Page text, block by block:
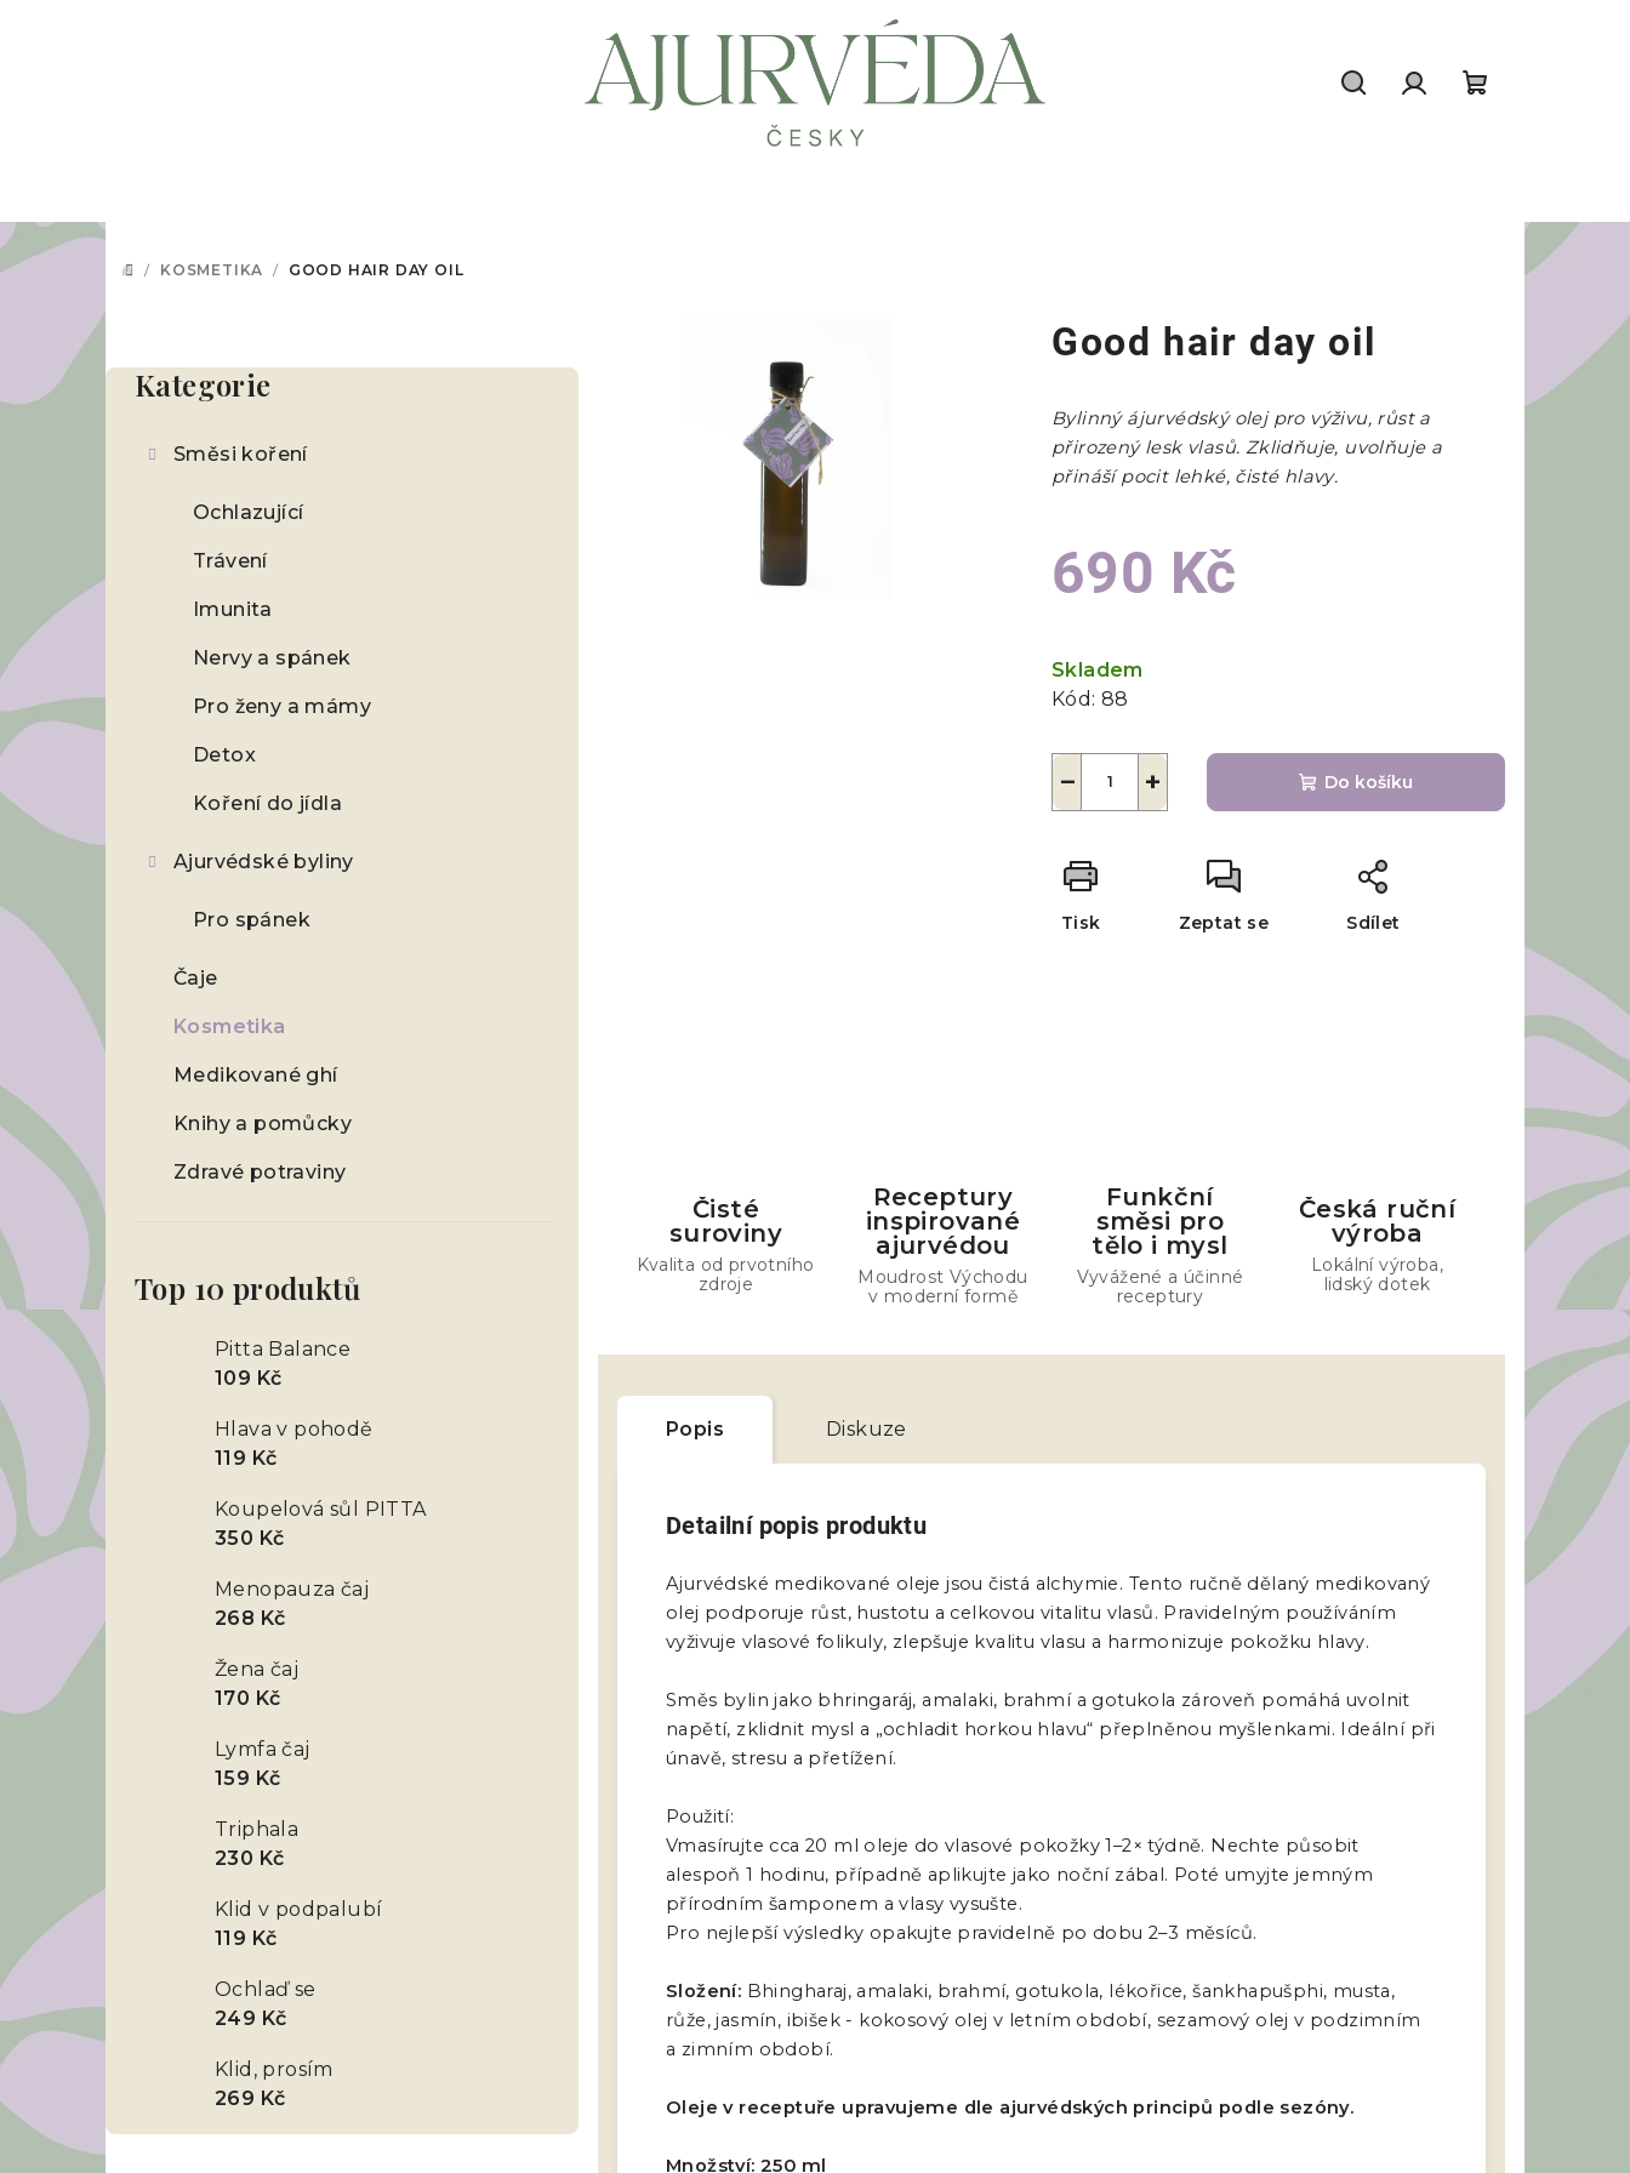
DOMŮ
/ KOSMETIKA / GOOD HAIR DAY OIL
o
a
í
n
Přeskočit
kategorie
Kategorie
Směsi koření
Ochlazující
Trávení
Imunita
Nervy a spánek
Pro ženy a mámy
Detox
Koření do jídla
Ajurvédské byliny
Pro spánek
Čaje
Kosmetika
Medikované ghí
Knihy a pomůcky
Zdravé potraviny
Top 10 produktů
Pitta Balance
109 Kč
Hlava v pohodě
119 Kč
Koupelová sůl PITTA
350 Kč
Menopauza čaj
268 Kč
Žena čaj
170 Kč
Lymfa čaj
159 Kč
Triphala
230 Kč
Klid v podpalubí
119 Kč
Ochlaď se
249 Kč
Klid, prosím
269 Kč
Good hair day oil
Bylinný ájurvédský olej pro výživu, růst a
přirozený lesk vlasů. Zklidňuje, uvolňuje a
přináší pocit lehké, čisté hlavy.
690 Kč
cena:
Skladem
Kód: 88
+
− Do košíku
Tisk Zeptat se Sdílet
Čisté
suroviny
Kvalita od prvotního
zdroje
Receptury
inspirované
ajurvédou
Moudrost Východu
v moderní formě
Funkční
směsi pro
tělo i mysl
Vyvážené a účinné
receptury
Česká ruční
výroba
Lokální výroba,
lidský dotek
Popis Diskuze
Detailní popis produktu
Ajurvédské medikované oleje jsou čistá alchymie. Tento ručně dělaný medikovaný
olej podporuje růst, hustotu a celkovou vitalitu vlasů. Pravidelným používáním
vyživuje vlasové folikuly, zlepšuje kvalitu vlasu a harmonizuje pokožku hlavy.
Směs bylin jako bhringaráj, amalaki, brahmí a gotukola zároveň pomáhá uvolnit
napětí, zklidnit mysl a „ochladit horkou hlavu“ přeplněnou myšlenkami. Ideální při
únavě, stresu a přetížení.
Použití:
Vmasírujte cca 20 ml oleje do vlasové pokožky 1–2× týdně. Nechte působit
alespoň 1 hodinu, případně aplikujte jako noční zábal. Poté umyjte jemným
přírodním šamponem a vlasy vysušte.
Pro nejlepší výsledky opakujte pravidelně po dobu 2–3 měsíců.
Složení: Bhingharaj, amalaki, brahmí, gotukola, lékořice, šankhapušphi, musta,
růže, jasmín, ibišek - kokosový olej v letním období, sezamový olej v podzimním
a zimním období.
Oleje v receptuře upravujeme dle ajurvédských principů podle sezóny.
Množství: 250 ml